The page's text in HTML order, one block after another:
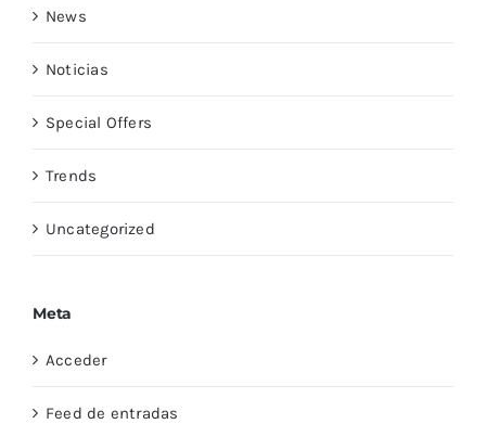
News
Noticias
Special Offers
Trends
Uncategorized
Meta
Acceder
Feed de entradas